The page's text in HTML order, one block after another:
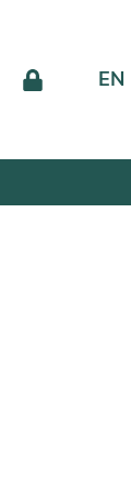
EN